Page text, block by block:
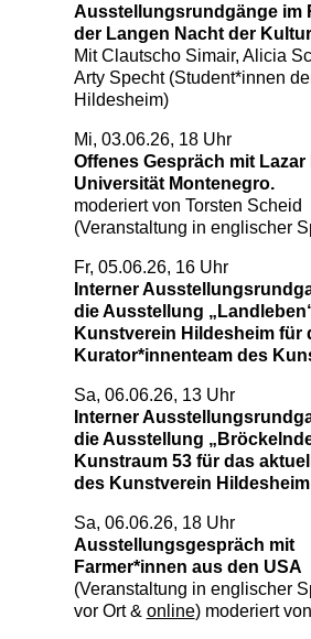
Ausstellungsrundgänge im
der Langen Nacht der
Mit Clautscho Simair, Alicia
Arty Specht (Student*innen
Hildesheim)
Mi, 03.06.26, 18 Uhr
Offenes Gespräch mit Lazar
Universität Montenegro.
moderiert von Torsten Scheid
(Veranstaltung in englischer
Fr, 05.06.26, 16 Uhr
Interner
die Ausstellung
Kunstverein Hildesheim für
Kurator*innenteam des
Sa, 06.06.26, 13 Uhr
Interner
die Ausstellung
Kunstraum 53 für das
des Kunstverein Hildesheim
Sa, 06.06.26, 18 Uhr
Ausstellungsgespräch mit
Farmer*innen aus den USA
(Veranstaltung in englischer
vor Ort & online) moderiert